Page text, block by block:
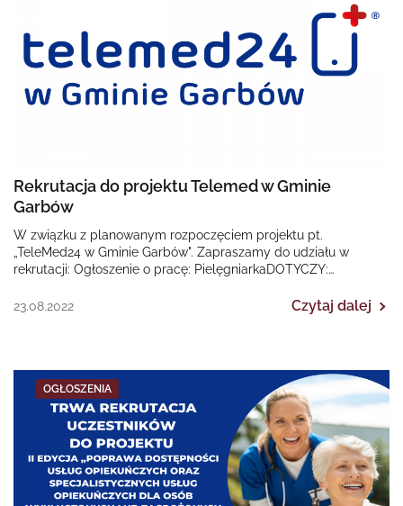
Rekrutacja do projektu Telemed w Gminie
Garbów
W związku z planowanym rozpoczęciem projektu pt.
„TeleMed24 w Gminie Garbów". Zapraszamy do udziału w
rekrutacji: Ogłoszenie o pracę: PielęgniarkaDOTYCZY:
23.08.2022
Czytaj dalej
OGŁOSZENIA